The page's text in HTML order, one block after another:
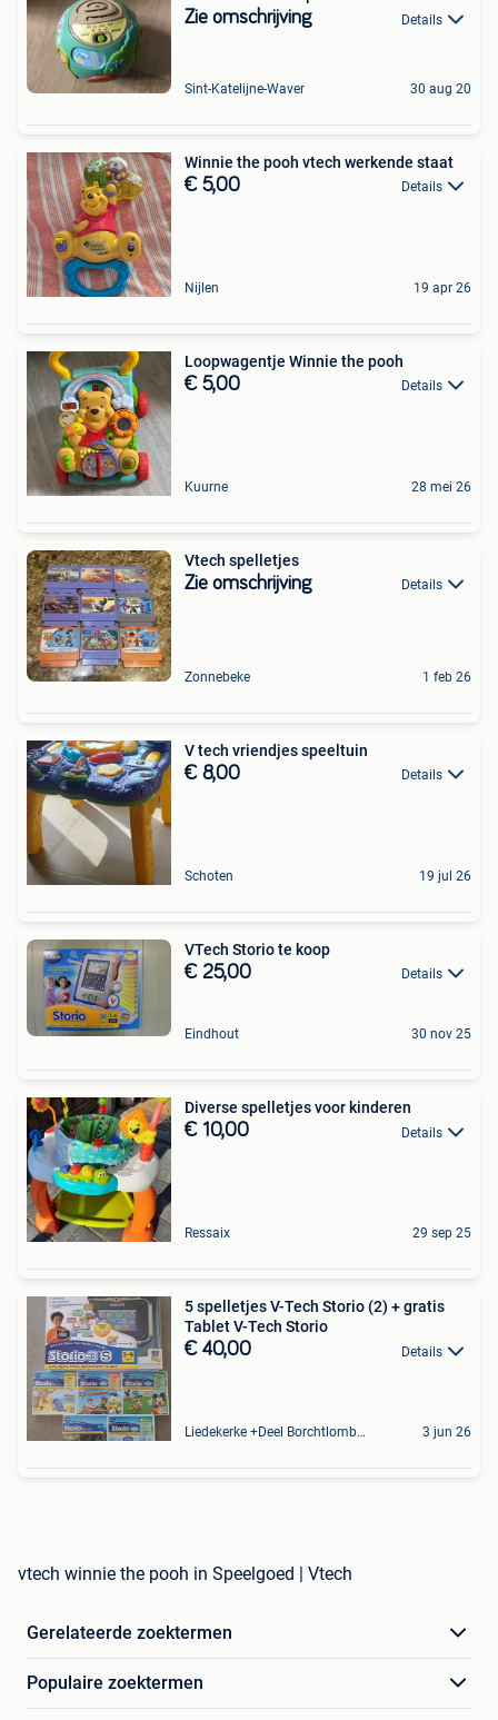
Zie omschrijving Details
Sint-Katelijne-Waver 30 aug 20
Winnie the pooh vtech werkende staat
€ 5,00 Details
Nijlen 19 apr 26
Loopwagentje Winnie the pooh
€ 5,00 Details
Kuurne 28 mei 26
Vtech spelletjes
Zie omschrijving Details
Zonnebeke 1 feb 26
V tech vriendjes speeltuin
€ 8,00 Details
Schoten 19 jul 26
VTech Storio te koop
€ 25,00 Details
Eindhout 30 nov 25
Diverse spelletjes voor kinderen
€ 10,00 Details
Ressaix 29 sep 25
5 spelletjes V-Tech Storio (2) + gratis
Tablet V-Tech Storio
€ 40,00 Details
Liedekerke +Deel Borchtlombeek 3 jun 26
vtech winnie the pooh in Speelgoed | Vtech
Gerelateerde zoektermen
Populaire zoektermen